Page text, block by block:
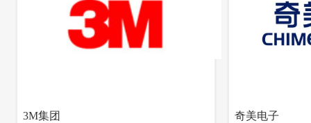
3M集团 奇美电子